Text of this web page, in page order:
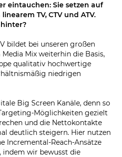
eintauchen: Sie setzen auf
TV, CTV und ATV.
bildet bei unseren großen
Mix weiterhin die Basis,
qualitativ hochwertige
niedrigen
Big Screen Kanäle, denn so
Möglichkeiten gezielt
und die Nettokontakte
deutlich steigern. Hier nutzen
Incremental-Reach-Ansätze
indem wir bewusst die